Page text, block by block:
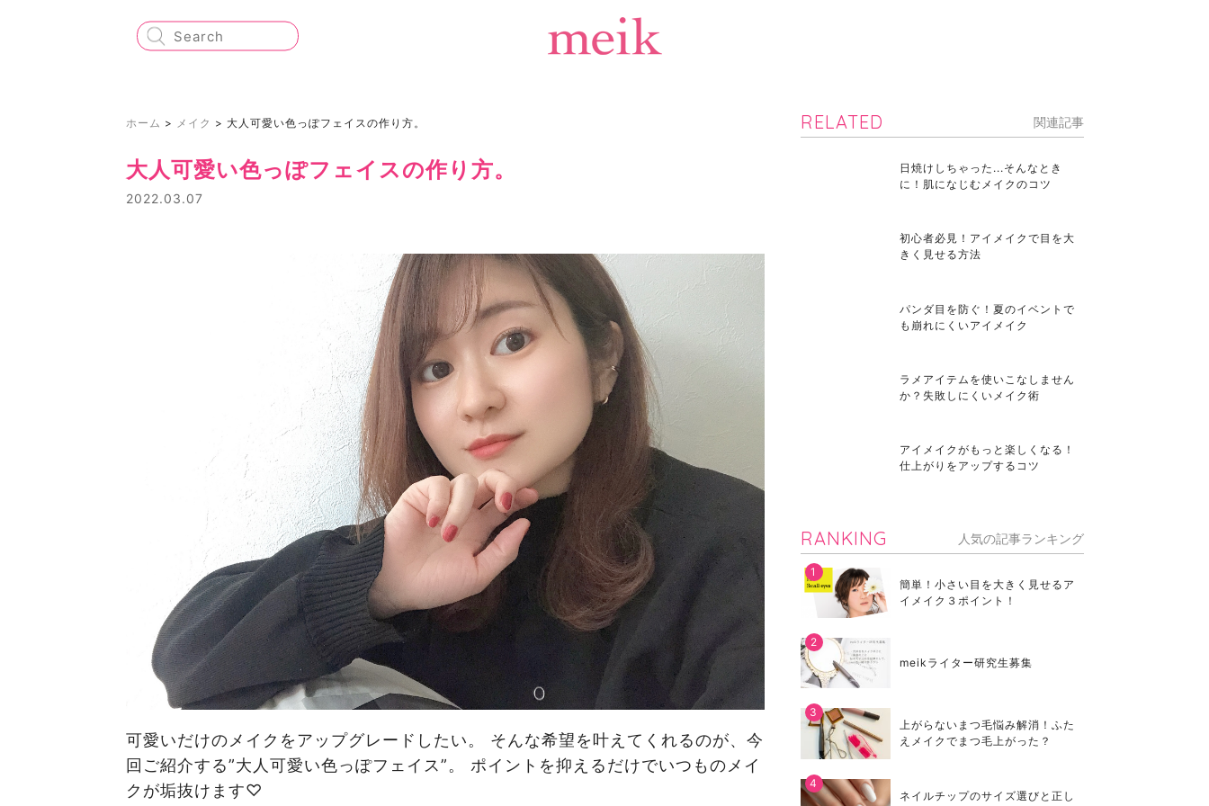
ホーム > メイク > 大人可愛い色っぽフェイスの作り方。
大人可愛い色っぽフェイスの作り方。
2022.03.07
可愛いだけのメイクをアップグレードしたい。 そんな希望を叶えてくれるのが、今
回ご紹介する”大人可愛い色っぽフェイス”。 ポイントを抑えるだけでいつものメイ
クが垢抜けます♡
RELATED 関連記事
日焼けしちゃった...そんなとき
に！肌になじむメイクのコツ
初心者必見！アイメイクで目を大
きく見せる方法
パンダ目を防ぐ！夏のイベントで
も崩れにくいアイメイク
ラメアイテムを使いこなしません
か？失敗しにくいメイク術
アイメイクがもっと楽しくなる！
仕上がりをアップするコツ
RANKING 人気の記事ランキング
簡単！小さい目を大きく見せるア
イメイク３ポイント！
meikライター研究生募集
上がらないまつ毛悩み解消！ふた
えメイクでまつ毛上がった？
ネイルチップのサイズ選びと正し